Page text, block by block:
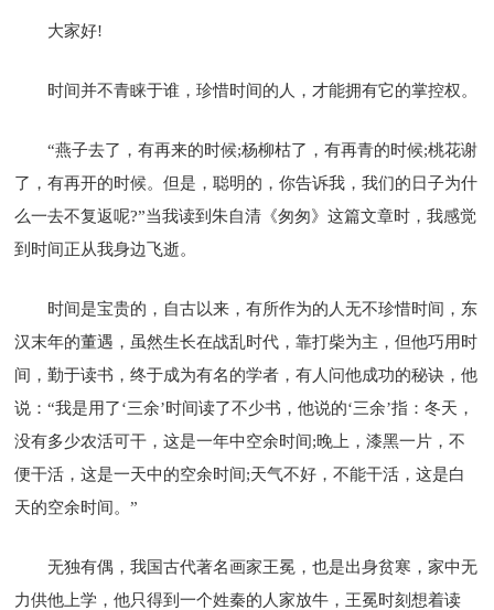
大家好!
时间并不青睐于谁，珍惜时间的人，才能拥有它的掌控权。
“燕子去了，有再来的时候;杨柳枯了，有再青的时候;桃花谢
了，有再开的时候。但是，聪明的，你告诉我，我们的日子为什
么一去不复返呢?”当我读到朱自清《匆匆》这篇文章时，我感觉
到时间正从我身边飞逝。
时间是宝贵的，自古以来，有所作为的人无不珍惜时间，东
汉末年的董遇，虽然生长在战乱时代，靠打柴为主，但他巧用时
间，勤于读书，终于成为有名的学者，有人问他成功的秘诀，他
说：“我是用了‘三余’时间读了不少书，他说的‘三余’指：冬天，
没有多少农活可干，这是一年中空余时间;晚上，漆黑一片，不
便干活，这是一天中的空余时间;天气不好，不能干活，这是白
天的空余时间。”
无独有偶，我国古代著名画家王冕，也是出身贫寒，家中无
力供他上学，他只得到一个姓秦的人家放牛，王冕时刻想着读